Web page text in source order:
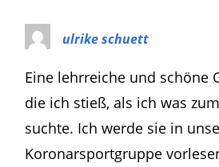
ulrike schuett
Eine lehrreiche und schöne
die ich stieß, als ich was zum
suchte. Ich werde sie in
Koronarsportgruppe